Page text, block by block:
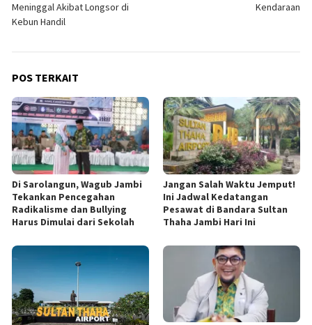
Meninggal Akibat Longsor di
Kebun Handil
Kendaraan
POS TERKAIT
Di Sarolangun, Wagub Jambi
Tekankan Pencegahan
Radikalisme dan Bullying
Harus Dimulai dari Sekolah
Jangan Salah Waktu Jemput!
Ini Jadwal Kedatangan
Pesawat di Bandara Sultan
Thaha Jambi Hari Ini